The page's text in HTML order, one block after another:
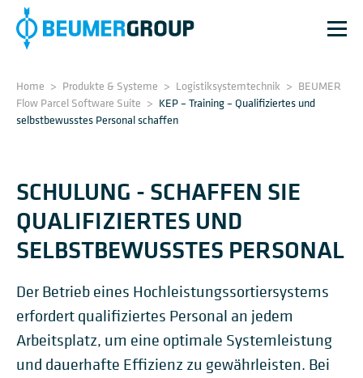
Home > Produkte & Systeme > Logistik­system­technik > BEUMER
Flow Parcel Software Suite > KEP – Training – Qualifiziertes und
selbstbewusstes Personal schaffen
SCHULUNG - SCHAFFEN SIE
QUALIFIZIERTES UND
SELBSTBEWUSSTES PERSONAL
Der Betrieb eines Hochleistungssortiersystems
erfordert qualifiziertes Personal an jedem
Arbeitsplatz, um eine optimale Systemleistung
und dauerhafte Effizienz zu gewährleisten. Bei